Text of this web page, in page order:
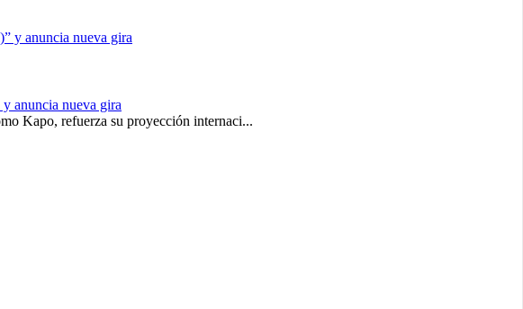
y anuncia nueva gira
Kapo, refuerza su proyección internaci...